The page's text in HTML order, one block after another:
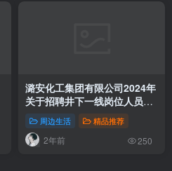
潞安化工集团有限公司2024年
关于招聘井下一线岗位人员的
公告周边生活 精品推荐
2年前 250